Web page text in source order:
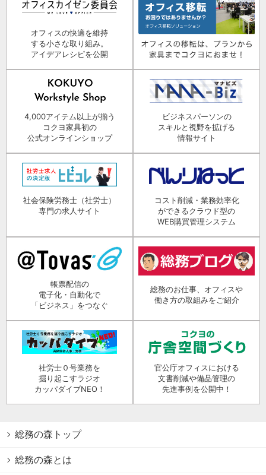
オフィスの快適を維持
する小さな取り組み。
アイデアレシピを公開
4,000アイテム以上が揃う
コクヨ家具初の
公式オンラインショップ
ビジネスパーソンの
スキルと視野を拡げる
情報サイト
社会保険労務士（社労士）
専門の求人サイト
コスト削減・業務効率化
ができるクラウド型の
WEB購買管理システム
帳票配信の
電子化・自動化で
「ビジネス」をつなぐ
総務のお仕事、オフィスや
働き方の取組みをご紹介
社労士０号業務を
掘り起こすラジオ
カッパダイブNEO！
官公庁オフィスにおける
文書削減や備品管理の
先進事例を公開中！
総務の森トップ
総務の森とは